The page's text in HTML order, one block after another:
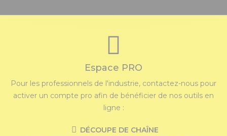
Espace PRO
Pour les professionnels de l'industrie, contactez-nous pour
activer un compte pro afin de bénéficier de nos outils en
ligne :
DÉCOUPE DE CHAÎNE